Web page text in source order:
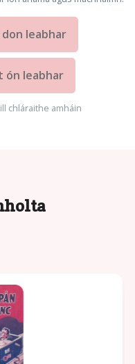
don leabhar
ón leabhar
chláraithe amháin